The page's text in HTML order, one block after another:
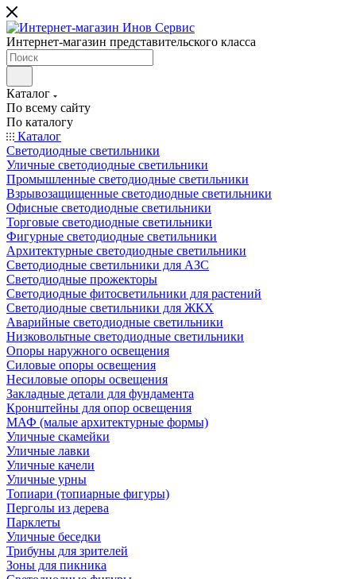
Интернет-магазин представительского класса
Каталог
По всему сайту
По каталогу
Каталог
Светодиодные светильники
Уличные светодиодные светильники
Промышленные светодиодные светильники
Взрывозащищенные светодиодные светильники
Офисные светодиодные светильники
Торговые светодиодные светильники
Фигурные светодиодные светильники
Архитектурные светодиодные светильники
Светодиодные светильники для АЗС
Светодиодные прожекторы
Светодиодные фитосветильники для растений
Светодиодные светильники для ЖКХ
Аварийные светодиодные светильники
Низковольтные светодиодные светильники
Опоры наружного освещения
Силовые опоры освещения
Несиловые опоры освещения
Закладные детали для фундамента
Кронштейны для опор освещения
МАФ (малые архитектурные формы)
Уличные скамейки
Уличные лавки
Уличные качели
Уличные урны
Топиари (топиарные фигуры)
Перголы из дерева
Парклеты
Уличные беседки
Трибуны для зрителей
Зоны для пикника